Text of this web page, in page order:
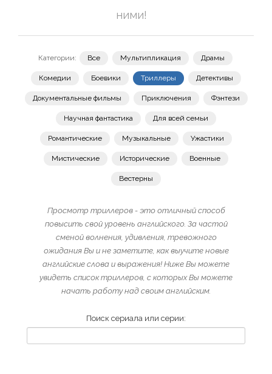
ними!
Категории: Все Мультипликация Драмы
Комедии Боевики Триллеры Детективы
Документальные фильмы Приключения Фэнтези
Научная фантастика Для всей семьи
Романтические Музыкальные Ужастики
Мистические Исторические Военные
Вестерны
Просмотр триллеров - это отличный способ
повысить свой уровень английского. За частой
сменой волнения, удивления, тревожного
ожидания Вы и не заметите, как выучите новые
английские слова и выражения! Ниже Вы можете
увидеть список триллеров, с которых Вы можете
начать работу над своим английским.
Поиск сериала или серии: